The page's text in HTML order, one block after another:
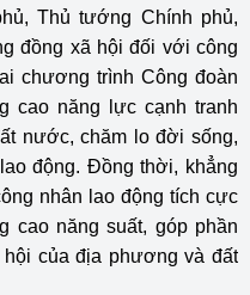
Thủ tướng Chính phủ,
đồng xã hội đối với công
chương trình Công đoàn
cao năng lực cạnh tranh
nước, chăm lo đời sống,
động. Đồng thời, khẳng
nhân lao động tích cực
cao năng suất, góp phần
của địa phương và đất